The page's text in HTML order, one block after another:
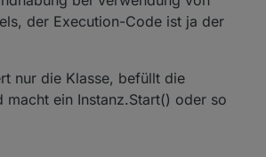
der Execution-Code ist ja der
nur die Klasse, befüllt die
macht ein Instanz.Start() oder so